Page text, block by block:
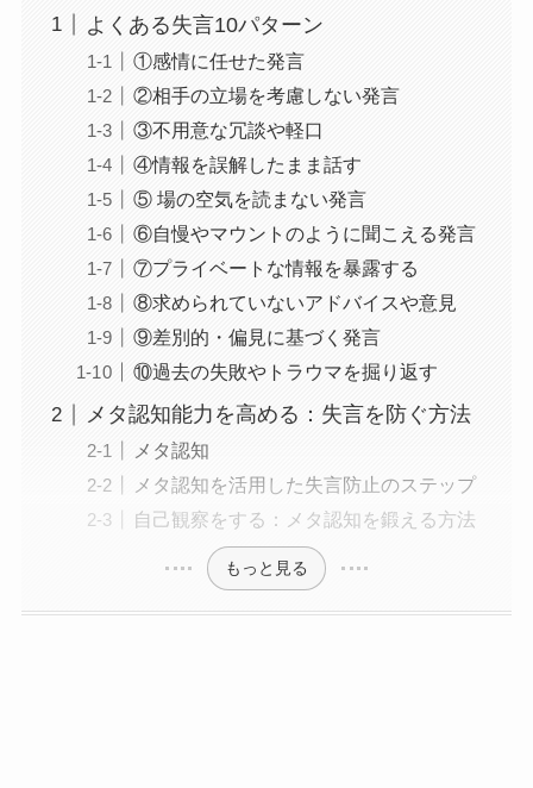
よくある失言10パターン
①感情に任せた発言
②相手の立場を考慮しない発言
③不用意な冗談や軽口
④情報を誤解したまま話す
⑤ 場の空気を読まない発言
⑥自慢やマウントのように聞こえる発言
⑦プライベートな情報を暴露する
⑧求められていないアドバイスや意見
⑨差別的・偏見に基づく発言
⑩過去の失敗やトラウマを掘り返す
メタ認知能力を高める：失言を防ぐ方法
メタ認知
メタ認知を活用した失言防止のステップ
自己観察をする：メタ認知を鍛える方法
もっと見る